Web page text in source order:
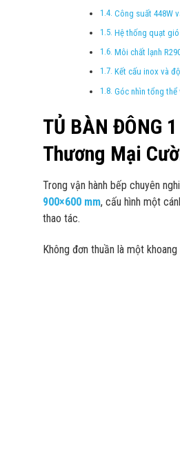
Công suất 448W
Hệ thống quạt
Môi chất lạnh
Kết cấu inox và
Góc nhìn tổng
TỦ BÀN ĐÔNG
Thương Mại
Trong vận hành bếp chuyên
900×600 mm, cấu hình một
thao tác.
Không đơn thuần là một